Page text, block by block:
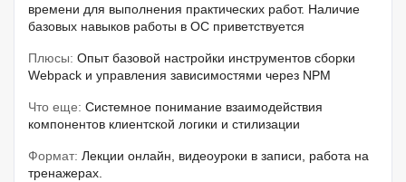
времени для выполнения практических работ. Наличие
базовых навыков работы в ОС приветствуется
Плюсы: Опыт базовой настройки инструментов сборки
Webpack и управления зависимостями через NPM
Что еще: Системное понимание взаимодействия
компонентов клиентской логики и стилизации
Формат: Лекции онлайн, видеоуроки в записи, работа на
тренажерах.